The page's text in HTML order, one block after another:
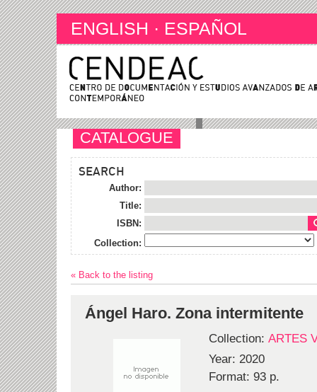
ENGLISH · ESPAÑOL
CATALOGUE
SEARCH
Author:
Title:
ISBN:
Collection:
« Back to the listing
Ángel Haro. Zona intermitente
Collection: ARTES
Year: 2020
Format: 93 p.